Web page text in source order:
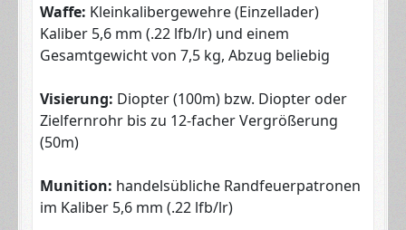
Waffe: Kleinkalibergewehre (Einzellader)
Kaliber 5,6 mm (.22 lfb/lr) und einem
Gesamtgewicht von 7,5 kg, Abzug beliebig
Visierung: Diopter (100m) bzw. Diopter oder
Zielfernrohr bis zu 12-facher Vergrößerung
(50m)
Munition: handelsübliche Randfeuerpatronen
im Kaliber 5,6 mm (.22 lfb/lr)